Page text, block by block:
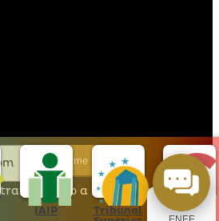
IAIP
Tribunal
Hondu
Suscribirme
a mis datos